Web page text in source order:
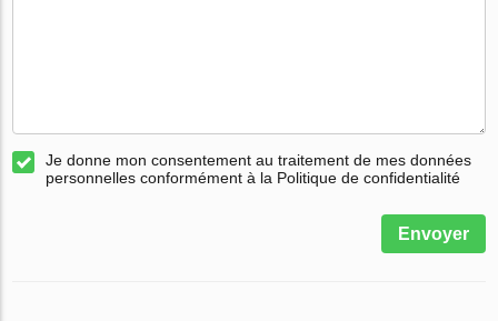
Je donne mon consentement au traitement de mes données
personnelles conformément à la Politique de confidentialité
Envoyer